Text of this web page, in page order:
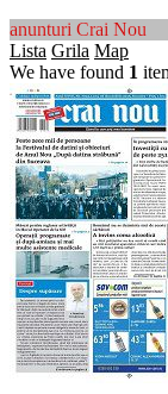
anunturi Crai Nou
Lista Grila Map
We have found 1